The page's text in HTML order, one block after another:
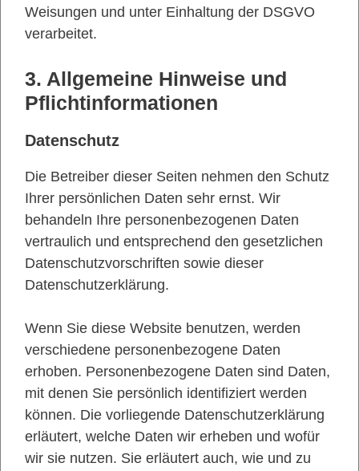
Weisungen und unter Einhaltung der DSGVO
verarbeitet.
3. Allgemeine Hinweise und
Pflicht­informationen
Datenschutz
Die Betreiber dieser Seiten nehmen den Schutz
Ihrer persönlichen Daten sehr ernst. Wir
behandeln Ihre personenbezogenen Daten
vertraulich und entsprechend den gesetzlichen
Datenschutzvorschriften sowie dieser
Datenschutzerklärung.
Wenn Sie diese Website benutzen, werden
verschiedene personenbezogene Daten
erhoben. Personenbezogene Daten sind Daten,
mit denen Sie persönlich identifiziert werden
können. Die vorliegende Datenschutzerklärung
erläutert, welche Daten wir erheben und wofür
wir sie nutzen. Sie erläutert auch, wie und zu